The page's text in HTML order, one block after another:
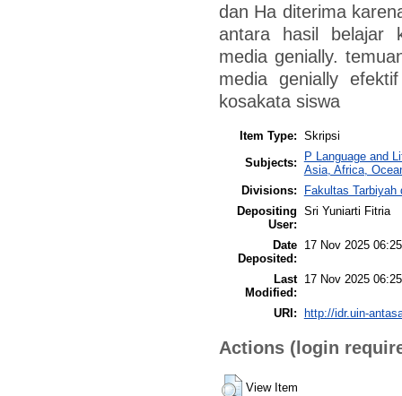
dan Ha diterima
antara hasil belajar
media genially.
media genially
kosakata siswa
Item Type: Skripsi
Subjects:
P Language and
Asia, Africa,
Divisions:
Fakultas Tarbiyah
Depositing
User:
Sri Yuniarti Fitria
Date
Deposited:
17 Nov 2025 06:25
Last
Modified:
17 Nov 2025 06:25
URI: http://idr.uin-
Actions (login
View Item